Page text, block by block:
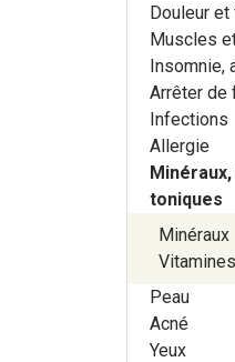
Douleur
Muscles
Insomnie,
Arrêter de
Infections
Allergie
toniques
Minéraux
Vitamines
Peau
Acné
Yeux